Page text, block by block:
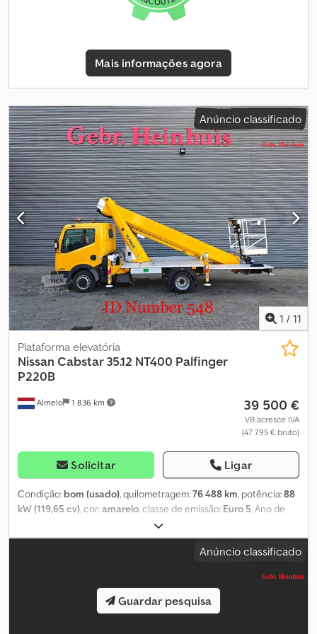
todos os anúncios, ofertas e orçamentos da Heinhuis, a todos os
contratos celebrados pela Heinhuis e às negociações que os
aplicabilidade dos Termos e Condições Gerais da Heinhuis e
declara ter tomado conhecimento destes Termos e Condições
Gerais. Os nossos preços são preços de exportação líquidos. =
kg Carga útil: 225 kg Peso bruto: 3.500 kg Marcação CE: sim =
Informações da empresa = Para mais informações:
Mais informações agora
Anúncio classificado
1 / 11
Almelo 1 836 km
Plataforma elevatória
Nissan Cabstar 35.12 NT400 Palfinger
P220B
39 500 €
VB acresce IVA
(47 795 € bruto)
Solicitar Ligar
Condição: bom (usado), quilometragem:76 488 km, potência:88
kW (119,65 cv), cor:amarelo, classe de emissão: Euro 5, Ano de
airbag, direção assistida, fecho
centralizado, regulação eléctrica dos vidros, = Outras opções e
acessórios = - Aquecimento - Tomada de força (PTO) -
2015. Quilometragem: 76.488 km. Caixa de velocidades manual, 5
velocidades. Peso: 3340 kg. Peso máximo: 3500 kg. Carga por eixo:
1: 1750 kg. 2: 2200 kg. Dsdpfezr Npvjx Aafjwa 3 passageiros. Rádio
Anúncio classificado
Guardar pesquisa